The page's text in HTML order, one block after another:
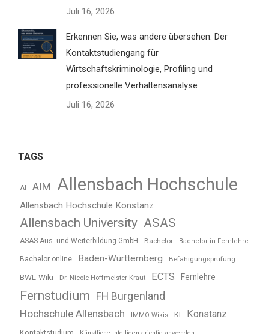
Juli 16, 2026
Erkennen Sie, was andere übersehen: Der
Kontaktstudiengang für
Wirtschaftskriminologie, Profiling und
professionelle Verhaltensanalyse
Juli 16, 2026
TAGS
AI AIM Allensbach Hochschule
Allensbach Hochschule Konstanz
Allensbach University ASAS
ASAS Aus- und Weiterbildung GmbH Bachelor Bachelor in Fernlehre
Bachelor online Baden-Württemberg Befähigungsprüfung
BWL-Wiki Dr. Nicole Hoffmeister-Kraut ECTS Fernlehre
Fernstudium FH Burgenland
Hochschule Allensbach
IMMO-Wikis KI Konstanz